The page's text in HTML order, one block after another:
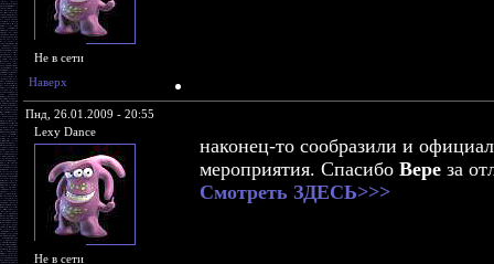
Не в сети
Наверх
Пнд, 26.01.2009 - 20:55
Lexy Dance
Не в сети
наконец-то сообразили и
мероприятия. Спасибо Вереза
Смотреть ЗДЕСЬ>>>